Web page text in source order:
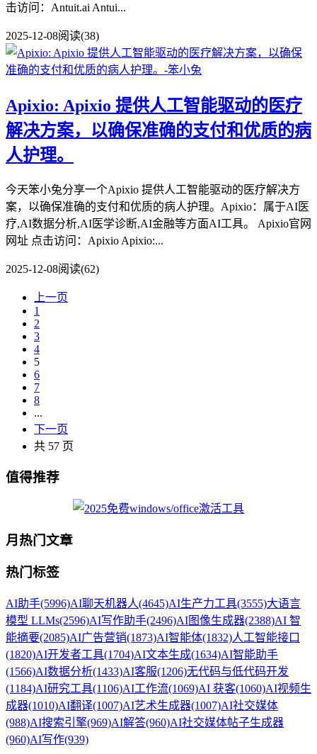
击访问：Antuit.ai Antui...
2025-12-08阅读(38)
Apixio: Apixio 提供人工智能驱动的医疗
解决方案，以确保准确的支付和优质的病
人护理。
今天笨小兔分享一个Apixio 提供人工智能驱动的医疗解决方
案，以确保准确的支付和优质的病人护理。Apixio：属于AI医
疗,AI数据分析,AI医学诊断,AI金融等方面AI工具。 Apixio官网
网址 点击访问：Apixio Apixio:...
2025-12-08阅读(62)
上一页
1
2
3
4
5
6
7
8
...
下一页
共 57 页
值得推荐
月热门文章
热门标签
AI助手(5996)AI聊天机器人(4645)AI生产力工具(3555)大语言
模型 LLMs(2596)AI写作助手(2496)AI图像生成器(2388)AI 智
能摘要(2085)AI广告营销(1873)AI智能体(1832)人工智能接口
(1820)AI开发者工具(1704)AI文本生成(1634)AI智能助手
(1566)AI数据分析(1433)AI客服(1206)无代码与低代码开发
(1184)AI研究工具(1106)AI工作流(1069)AI 获客(1060)AI视频生
成器(1010)AI翻译(1007)AI艺术生成器(1007)AI社交媒体
(988)AI搜索引擎(969)AI解答(960)AI社交媒体帖子生成器
(960)AI写作(939)